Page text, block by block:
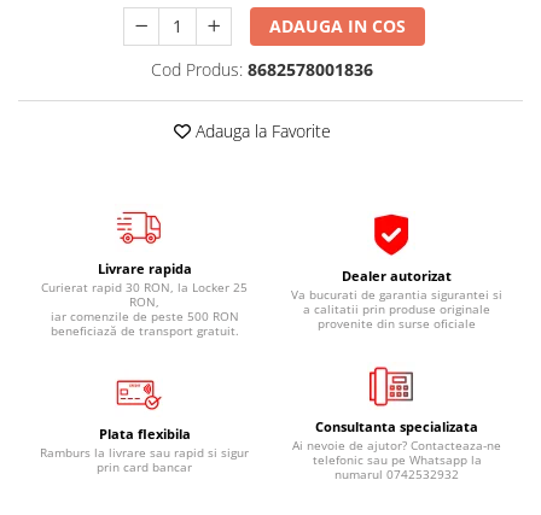
Pipe si fise bujii
Incarcatoar acumulator baterie
Oglinzi moto
BMW Motorrad
Consumabile BMW Motorrad
Uleiuri si lichide moto
Ulei transmisie moto
Ulei furca moto
Curatare si intretinere lant moto
ADAUGA IN COS
Cod Produs: 8682578001836
Adauga la Favorite
Livrare rapida
Curierat rapid 30 RON, la Locker 25
RON,
iar comenzile de peste 500 RON
beneficiază de transport gratuit.
Dealer autorizat
Va bucurati de garantia sigurantei si
a calitatii prin produse originale
provenite din surse oficiale
Plata flexibila
Ramburs la livrare sau rapid si sigur
prin card bancar
Consultanta specializata
Ai nevoie de ajutor? Contacteaza-ne
telefonic sau pe Whatsapp la
numarul 0742532932